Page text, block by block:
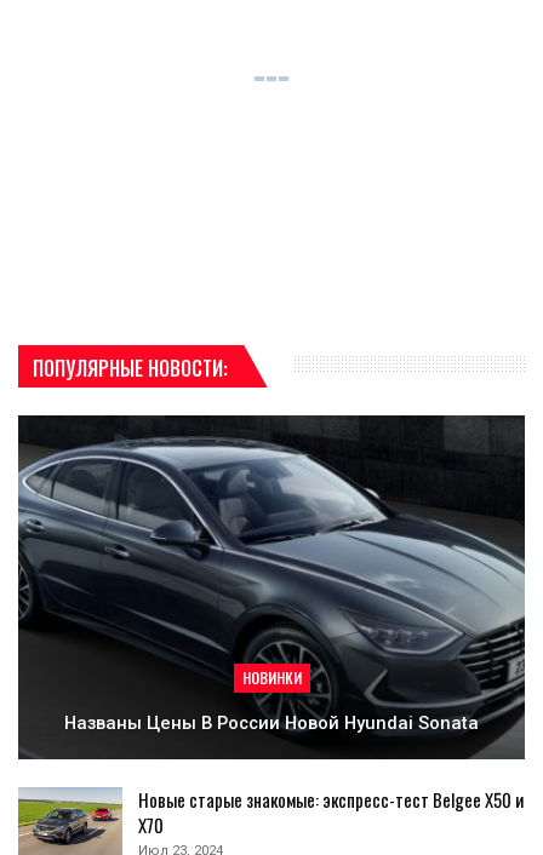
ПОПУЛЯРНЫЕ НОВОСТИ:
НОВИНКИ
Названы Цены В России Новой Hyundai Sonata
Новые старые знакомые: экспресс-тест Belgee X50 и
X70
Июл 23, 2024